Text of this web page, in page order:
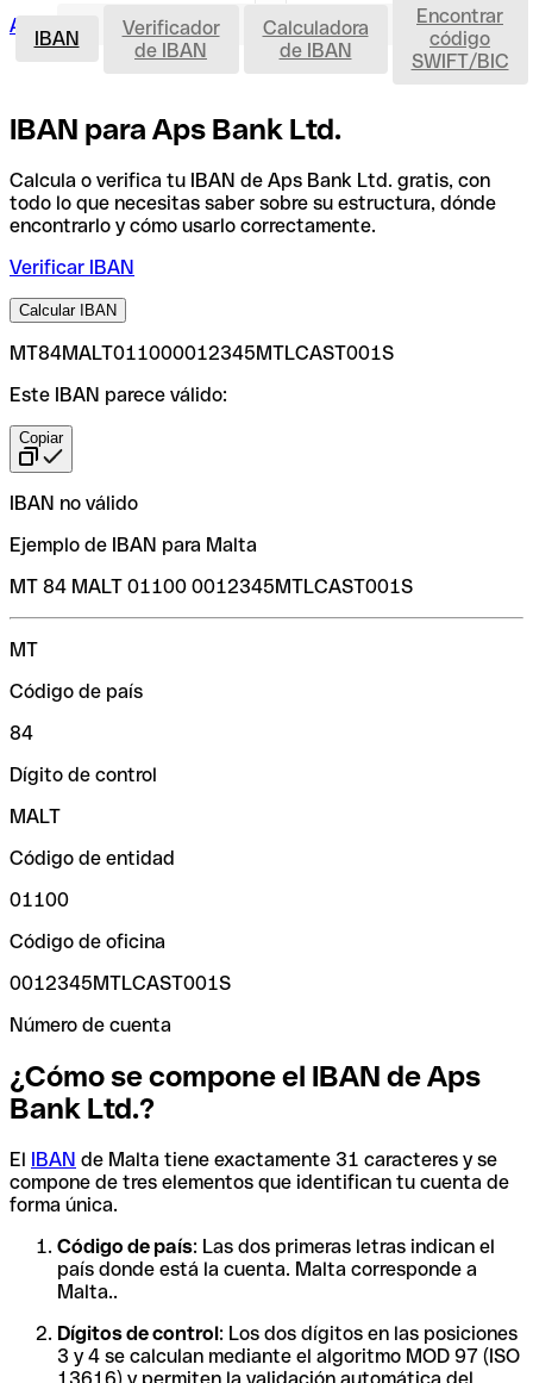
Acceso clientesAbrir cuenta IBAN
IBAN
Verificador
de IBAN
Calculadora
de IBAN
Encontrar
código
SWIFT/BIC
IBAN para Aps Bank Ltd.
Calcula o verifica tu IBAN de Aps Bank Ltd. gratis, con
todo lo que necesitas saber sobre su estructura, dónde
encontrarlo y cómo usarlo correctamente.
Verificar IBAN
Calcular IBAN
MT84MALT011000012345MTLCAST001S
Este IBAN parece válido:
Copiar
IBAN no válido
Ejemplo de IBAN para Malta
MT 84 MALT 01100 0012345MTLCAST001S
MT
Código de país
84
Dígito de control
MALT
Código de entidad
01100
Código de oficina
0012345MTLCAST001S
Número de cuenta
¿Cómo se compone el IBAN de Aps
Bank Ltd.?
El IBAN de Malta tiene exactamente 31 caracteres y se
compone de tres elementos que identifican tu cuenta de
forma única.
Código de país: Las dos primeras letras indican el
país donde está la cuenta. Malta corresponde a
Malta..
Dígitos de control: Los dos dígitos en las posiciones
3 y 4 se calculan mediante el algoritmo MOD 97 (ISO
13616) y permiten la validación automática del